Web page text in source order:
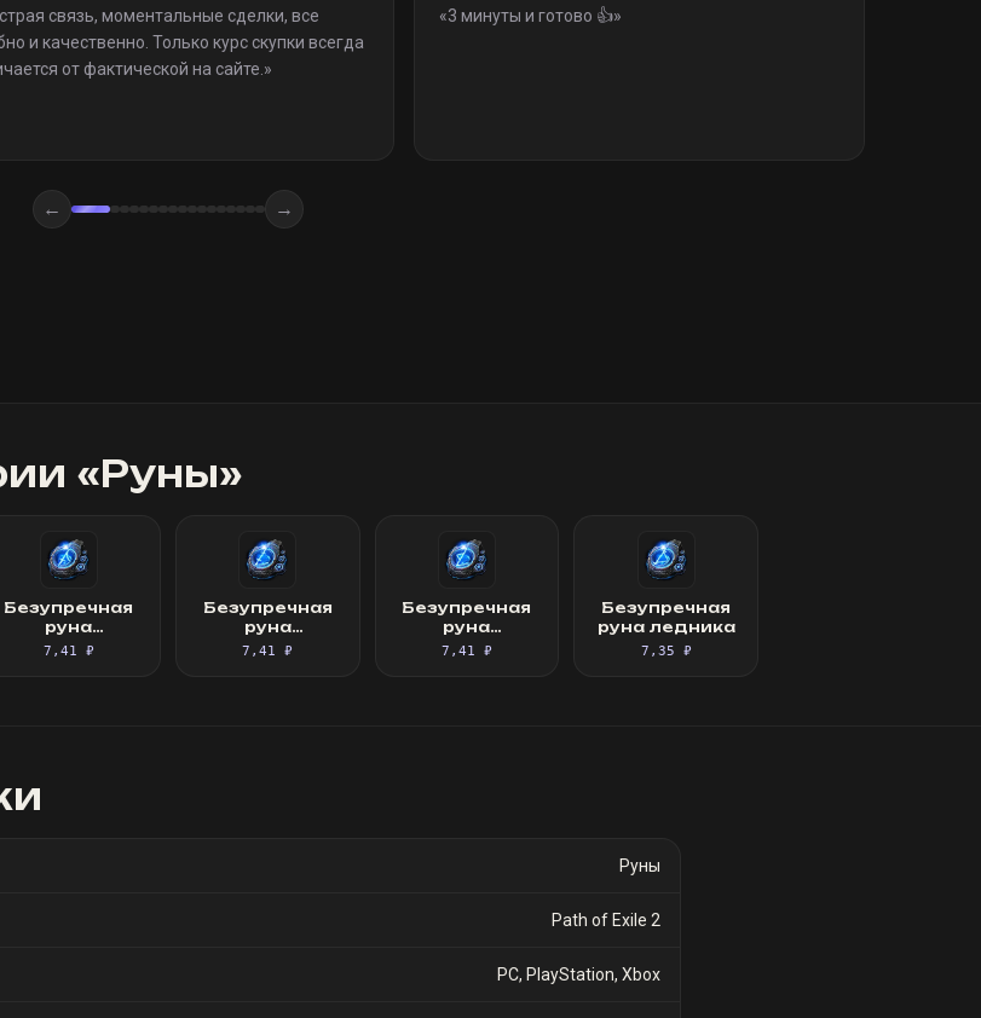
связь, моментальные сделки, все
и качественно. Только курс скупки всегда
от фактической на сайте. »
«3 минуты и готово 👍»
← →
«Руны»
Безупречная
руна
искусности
7,41 ₽
Безупречная
руна
вдохновения
7,41 ₽
Безупречная
руна
перерождения
7,41 ₽
Безупречная
руна ледника
7,35 ₽
Руны
Path of Exile 2
PC, PlayStation, Xbox